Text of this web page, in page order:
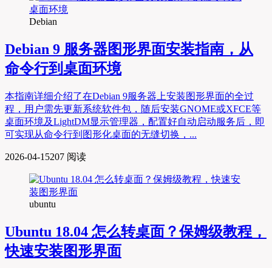
Debian
Debian 9 服务器图形界面安装指南，从
命令行到桌面环境
本指南详细介绍了在Debian 9服务器上安装图形界面的全过
程，用户需先更新系统软件包，随后安装GNOME或XFCE等
桌面环境及LightDM显示管理器，配置好自动启动服务后，即
可实现从命令行到图形化桌面的无缝切换，...
2026-04-15207 阅读
ubuntu
Ubuntu 18.04 怎么转桌面？保姆级教程，
快速安装图形界面